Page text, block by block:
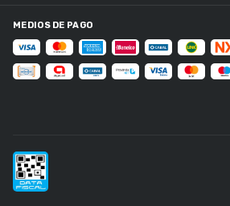
MEDIOS DE PAGO